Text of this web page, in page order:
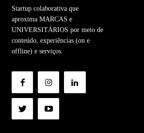
Startup colaborativa que
aproxima MARCAS e
UNIVERSITÁRIOS por meio de
conteúdo, experiências (on e
offline) e serviços.